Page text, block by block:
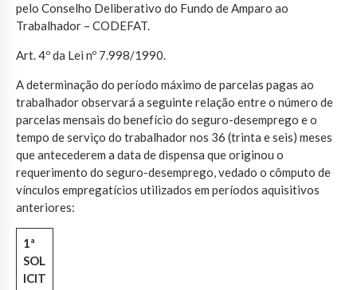
pelo Conselho Deliberativo do Fundo de Amparo ao
Trabalhador – CODEFAT.
Art. 4º da Lei nº 7.998/1990.
A determinação do período máximo de parcelas pagas ao
trabalhador observará a seguinte relação entre o número de
parcelas mensais do benefício do seguro-desemprego e o
tempo de serviço do trabalhador nos 36 (trinta e seis) meses
que antecederem a data de dispensa que originou o
requerimento do seguro-desemprego, vedado o cômputo de
vínculos empregatícios utilizados em períodos aquisitivos
anteriores:
1ª
SOL
ICIT